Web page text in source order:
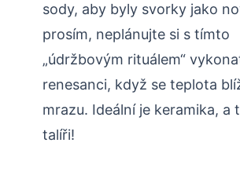
sody, aby byly svorky jako
prosím, neplánujte si s tímto
„údržbovým rituálem“
renesanci, když se teplota
mrazu. Ideální je keramika, a
talíři!